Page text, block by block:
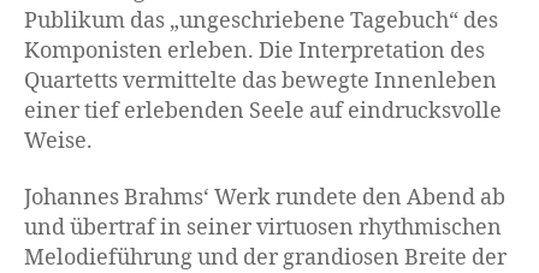
Publikum das „ungeschriebene Tagebuch“ des
Komponisten erleben. Die Interpretation des
Quartetts vermittelte das bewegte Innenleben
einer tief erlebenden Seele auf eindrucksvolle
Weise.
Johannes Brahms‘ Werk rundete den Abend ab
und übertraf in seiner virtuosen rhythmischen
Melodieführung und der grandiosen Breite der